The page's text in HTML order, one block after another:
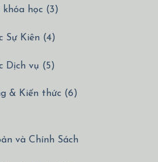
khóa học (3)
Sự Kiên (4)
Dịch vụ (5)
& Kiến thức (6)
và Chính Sách